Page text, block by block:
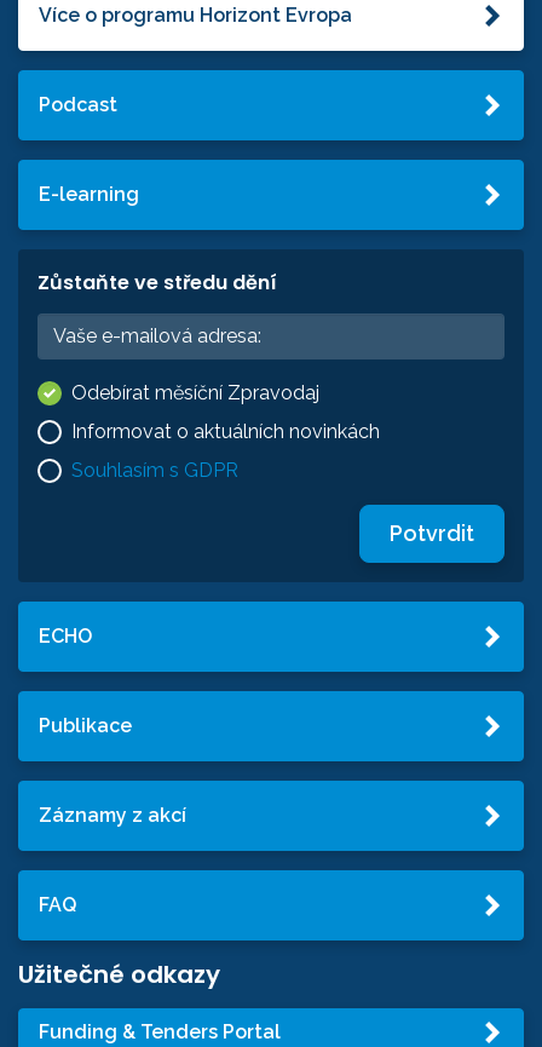
Více o programu Horizont Evropa
Podcast
E-learning
Zůstaňte ve středu dění
Odebírat měsíční Zpravodaj
Informovat o aktuálních novinkách
Souhlasím s GDPR
Potvrdit
ECHO
Publikace
Záznamy z akcí
FAQ
Užitečné odkazy
Funding & Tenders Portal